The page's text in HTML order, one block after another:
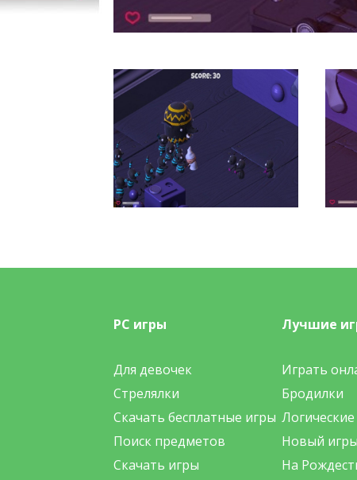
PC игры
Для девочек
Стрелялки
Скачать бесплатные игры
Поиск предметов
Скачать игры
Лучшие
Играть
Бродилки
Логические
Новый игры
На